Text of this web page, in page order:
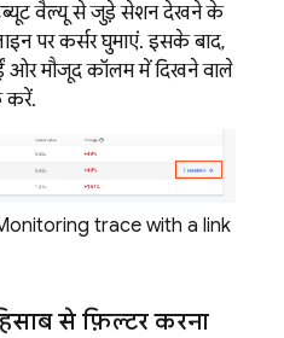
वैल्यू से जुड़े सेशन देखने के
पर कर्सर घुमाएं. इसके बाद,
ओर मौजूद कॉलम में दिखने वाले
करें.
trace with a link
से फ़िल्टर करना